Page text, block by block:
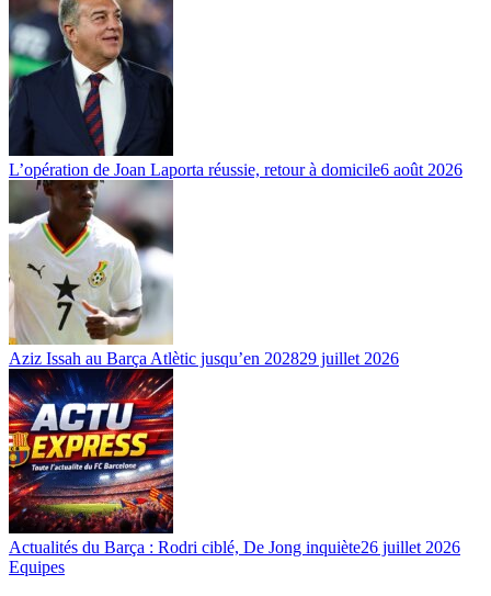
L’opération de Joan Laporta réussie, retour à domicile6 août 2026
Aziz Issah au Barça Atlètic jusqu’en 202829 juillet 2026
Actualités du Barça : Rodri ciblé, De Jong inquiète26 juillet 2026
Equipes